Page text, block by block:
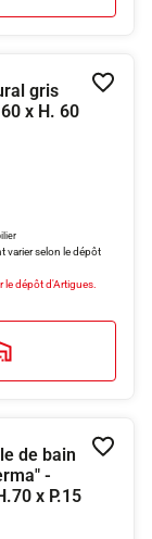
gris
x H. 60
varier selon le dépôt
le dépôt d'Artigues.
de bain
-
x P.15